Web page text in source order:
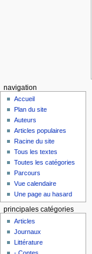
navigation
Accueil
Plan du site
Auteurs
Articles populaires
Racine du site
Tous les textes
Toutes les catégories
Parcours
Vue calendaire
Une page au hasard
principales catégories
Articles
Journaux
Littérature